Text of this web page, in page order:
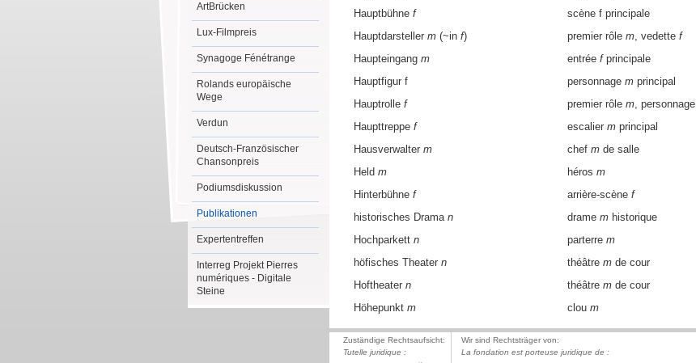
ArtBrücken
Lux-Filmpreis
Synagoge Fénétrange
Rolands europäische
Wege
Verdun
Deutsch-Französischer
Chansonpreis
Podiumsdiskussion
Publikationen
Expertentreffen
Interreg Projekt Pierres
numériques - Digitale
Steine
Hauptbühne f
scène f principale
Hauptdarsteller m (~in f) premier rôle m, vedette f
Haupteingang m entrée fprincipale
Hauptfigur f
personnage m principal
Hauptrolle f premier rôle m, personnage
Haupttreppe f escalier m principal
Hausverwalter m chef m de salle
Held m héros m
Hinterbühne f arrière-scène f
historisches Drama n drame m historique
Hochparkett n parterre m
höfisches Theater n théâtre m de cour
Hoftheater n théâtre m de cour
Höhepunkt m clou m
Zuständige Rechtsaufsicht:
Tutelle juridique :
Wir sind Rechtsträger von:
La fondation est porteuse juridique de :